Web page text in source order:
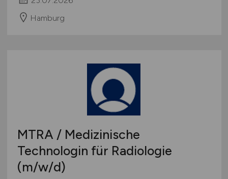
Hamburg
MTRA / Medizinische
Technologin für Radiologie
(m/w/d)